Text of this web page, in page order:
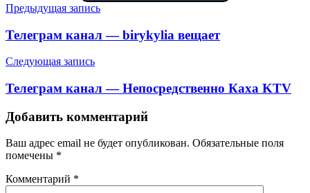
Навигация
по
записям
Предыдущая запись
Телеграм канал — birykylia вещает
Следующая запись
Телеграм канал — Непосредственно Каха KTV
Добавить комментарий
Ваш адрес email не будет опубликован. Обязательные поля
помечены *
Комментарий *